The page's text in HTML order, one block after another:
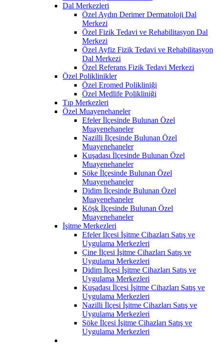
Dal Merkezleri
Özel Aydın Derimer Dermatoloji Dal
Merkezi
Özel Fizik Tedavi ve Rehabilitasyon Dal
Merkezi
Özel Ayfiz Fizik Tedavi ve Rehabilitasyon
Dal Merkezi
Özel Referans Fizik Tedavi Merkezi
Özel Poliklinikler
Özel Eromed Polikliniği
Özel Medlife Polikliniği
Tıp Merkezleri
Özel Muayenehaneler
Efeler İlçesinde Bulunan Özel
Muayenehaneler
Nazilli İlçesinde Bulunan Özel
Muayenehaneler
Kuşadası İlçesinde Bulunan Özel
Muayenehaneler
Söke İlçesinde Bulunan Özel
Muayenehaneler
Didim İlçesinde Bulunan Özel
Muayenehaneler
Köşk İlçesinde Bulunan Özel
Muayenehaneler
İşitme Merkezleri
Efeler İlçesi İşitme Cihazları Satış ve
Uygulama Merkezleri
Çine İlçesi İşitme Cihazları Satış ve
Uygulama Merkezleri
Didim İlçesi İşitme Cihazları Satış ve
Uygulama Merkezleri
Kuşadası İlçesi İşitme Cihazları Satış ve
Uygulama Merkezleri
Nazilli İlçesi İşitme Cihazları Satış ve
Uygulama Merkezleri
Söke İlçesi İşitme Cihazları Satış ve
Uygulama Merkezleri